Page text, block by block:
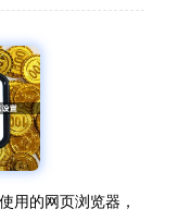
用的网页浏览器，